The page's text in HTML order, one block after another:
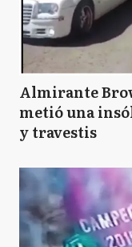
Almirante
metió una
y travestis